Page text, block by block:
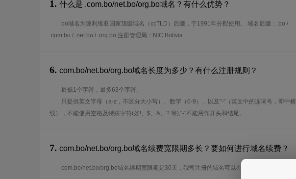
1. 什么是 .com.bo/net.bo/org.bo域名？有什么优势？
bo域名为玻利维亚国家顶级域名（ccTLD）后缀，于1991年分配使用。 域名后缀：.bo /
.com.bo / .net.bo / .org.bo 注册管理局：NIC Bolivia
6. com.bo/net.bo/org.bo域名长度为多少？有什么注册规则？
最低1个字符，最多63个字符。
只提供英文字母（a-z，不区分大小写）、数字（0-9）、以及"-"（英文中的连词号，即中横
线），不能使用空格及特殊字符(如!、$、&、? 等),"-"不能用作开头和结尾。
7. com.bo/net.bo/org.bo域名续费宽限期多长？要如何进行域名续费？
com.bo/net.bo/org.bo域名续期宽限期是30天，我司注册的域名可以在后台进行续费生效。